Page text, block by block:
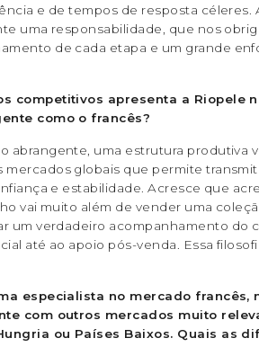
e de tempos de resposta céleres.
uma responsabilidade, que nos
de cada etapa e um grande
competitivos apresenta a Riopele
como o francês?
abrangente, uma estrutura produtiva
globais que permite
e estabilidade. Acresce que
vai muito além de vender uma
um verdadeiro acompanhamento do
até ao apoio pós-venda. Essa
especialista no mercado francês,
com outros mercados muito
ou Países Baixos. Quais as